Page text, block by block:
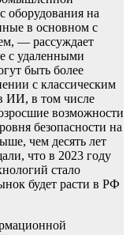
оборудования на
в основном с
— рассуждает
с удаленными
быть более
с классическим
ИИ, в том числе
возможности
безопасности на
чем десять лет
что в 2023 году
стало
будет расти в РФ